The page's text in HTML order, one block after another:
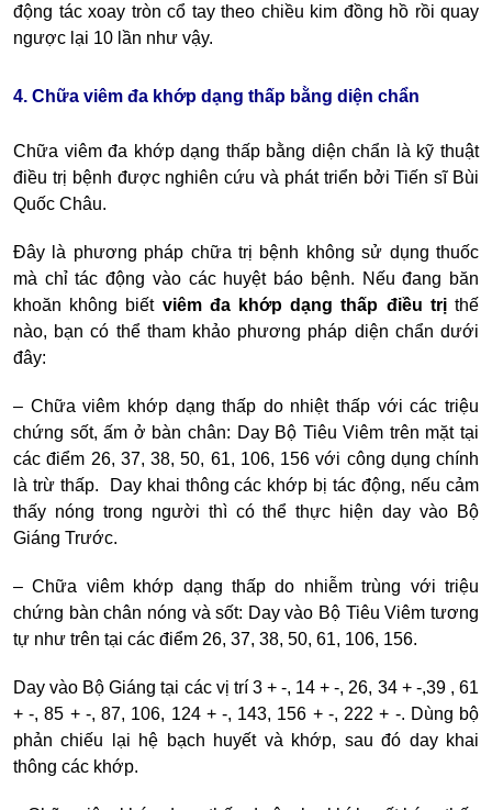
động tác xoay tròn cổ tay theo chiều kim đồng hồ rồi quay
ngược lại 10 lần như vậy.
4. Chữa viêm đa khớp dạng thấp bằng diện chẩn
Chữa viêm đa khớp dạng thấp bằng diện chẩn là kỹ thuật
điều trị bệnh được nghiên cứu và phát triển bởi Tiến sĩ Bùi
Quốc Châu.
Đây là phương pháp chữa trị bệnh không sử dụng thuốc
mà chỉ tác động vào các huyệt báo bệnh. Nếu đang băn
khoăn không biết viêm đa khớp dạng thấp điều trịthế
nào, bạn có thể tham khảo phương pháp diện chẩn dưới
đây:
– Chữa viêm khớp dạng thấp do nhiệt thấp với các triệu
chứng sốt, ấm ở bàn chân: Day Bộ Tiêu Viêm trên mặt tại
các điểm 26, 37, 38, 50, 61, 106, 156 với công dụng chính
là trừ thấp. Day khai thông các khớp bị tác động, nếu cảm
thấy nóng trong người thì có thể thực hiện day vào Bộ
Giáng Trước.
– Chữa viêm khớp dạng thấp do nhiễm trùng với triệu
chứng bàn chân nóng và sốt: Day vào Bộ Tiêu Viêm tương
tự như trên tại các điểm 26, 37, 38, 50, 61, 106, 156.
Day vào Bộ Giáng tại các vị trí 3 + -, 14 + -, 26, 34 + -,39 , 61
+ -, 85 + -, 87, 106, 124 + -, 143, 156 + -, 222 + -. Dùng bộ
phản chiếu lại hệ bạch huyết và khớp, sau đó day khai
thông các khớp.